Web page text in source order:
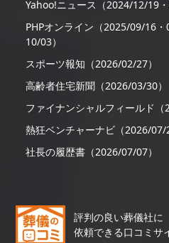
Yahoo!ニュース（2024/12/19
PHPオンライン（2025/09/16
10/03）
スポーツ報知（2026/02/27）
高齢者住宅新聞（2026/03/30）
ファイナンシャルフィールド（
熱狂ベンチャーナビ（2026/07/
社長の履歴書（2026/07/07）
評判の良い葬儀社に
依頼できる口コミサ